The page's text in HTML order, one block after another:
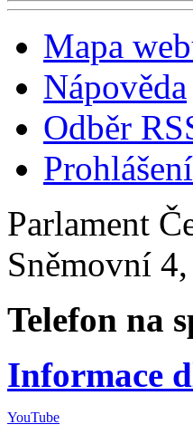
Mapa
Nápověda
Odběr
Parlament
Sněmovní
Telefon na
Informace
YouTube